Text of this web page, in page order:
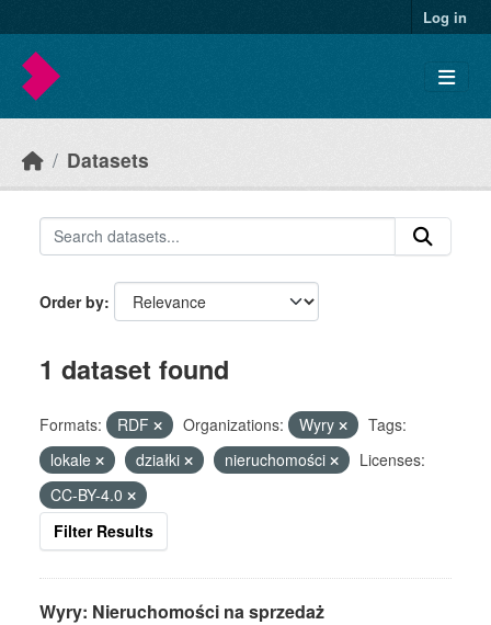
Log in
Datasets
Order by
1 dataset found
Formats: RDF Organizations: Wyry
Tags:
lokale
działki nieruchomości
Licenses:
CC-BY-4.0
Filter Results
Wyry: Nieruchomości na sprzedaż